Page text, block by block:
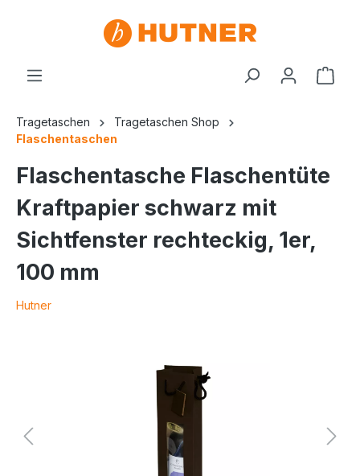
Tragetaschen
Tragetaschen Shop
Flaschentaschen
Flaschentasche Flaschentüte
Kraftpapier schwarz mit
Sichtfenster rechteckig, 1er,
100 mm
Hutner